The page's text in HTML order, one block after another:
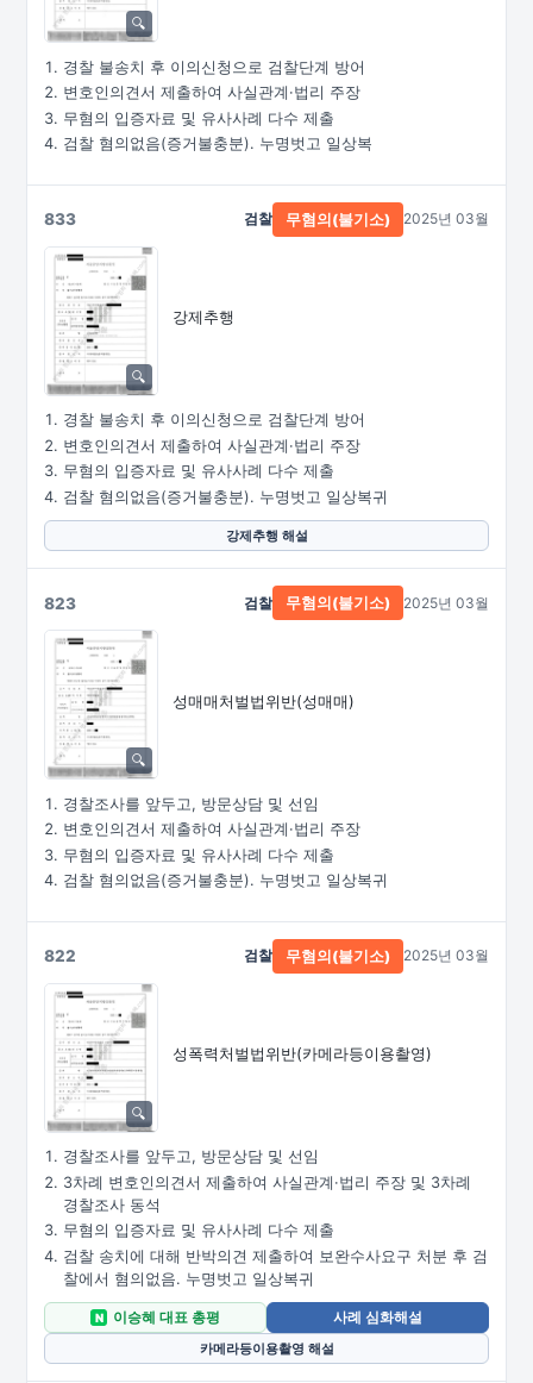
경찰 불송치 후 이의신청으로 검찰단계 방어
변호인의견서 제출하여 사실관계·법리 주장
무혐의 입증자료 및 유사사례 다수 제출
검찰 혐의없음(증거불충분). 누명벗고 일상복
833
강제추행
검찰 무혐의(불기소) 2025년 03월
경찰 불송치 후 이의신청으로 검찰단계 방어
변호인의견서 제출하여 사실관계·법리 주장
무혐의 입증자료 및 유사사례 다수 제출
검찰 혐의없음(증거불충분). 누명벗고 일상복귀
강제추행 해설
823
성매매처벌법위반(성매매)
검찰 무혐의(불기소) 2025년 03월
경찰조사를 앞두고, 방문상담 및 선임
변호인의견서 제출하여 사실관계·법리 주장
무혐의 입증자료 및 유사사례 다수 제출
검찰 혐의없음(증거불충분). 누명벗고 일상복귀
822
성폭력처벌법위반(카메라등이용촬영)
검찰 무혐의(불기소) 2025년 03월
경찰조사를 앞두고, 방문상담 및 선임
3차례 변호인의견서 제출하여 사실관계·법리 주장 및 3차례
경찰조사 동석
무혐의 입증자료 및 유사사례 다수 제출
검찰 송치에 대해 반박의견 제출하여 보완수사요구 처분 후 검
찰에서 혐의없음. 누명벗고 일상복귀
N 이승혜 대표 총평
사례 심화해설
카메라등이용촬영 해설